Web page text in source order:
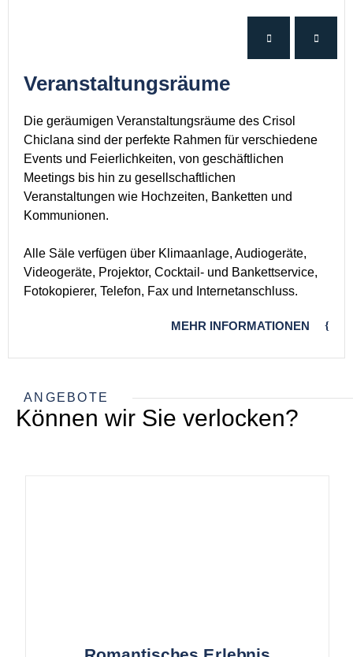
Veranstaltungsräume
Die geräumigen Veranstaltungsräume des Crisol
Chiclana sind der perfekte Rahmen für verschiedene
Events und Feierlichkeiten, von geschäftlichen
Meetings bis hin zu gesellschaftlichen
Veranstaltungen wie Hochzeiten, Banketten und
Kommunionen.
Alle Säle verfügen über Klimaanlage, Audiogeräte,
Videogeräte, Projektor, Cocktail- und Bankettservice,
Fotokopierer, Telefon, Fax und Internetanschluss.
MEHR INFORMATIONEN
ANGEBOTE
Können wir Sie verlocken?